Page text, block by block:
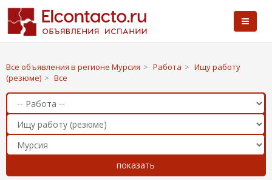
Все объявления в регионе Мурсия > Работа > Ищу работу
(резюме) > Все